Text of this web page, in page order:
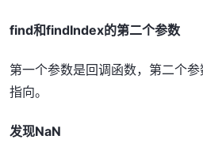
find和findIndex的第二个参数
第一个参数是回调函数，第二个
指向。
发现NaN